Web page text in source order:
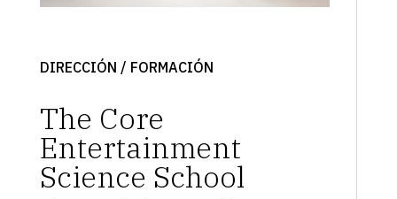
DIRECCIÓN / FORMACIÓN
The Core
Entertainment
Science School